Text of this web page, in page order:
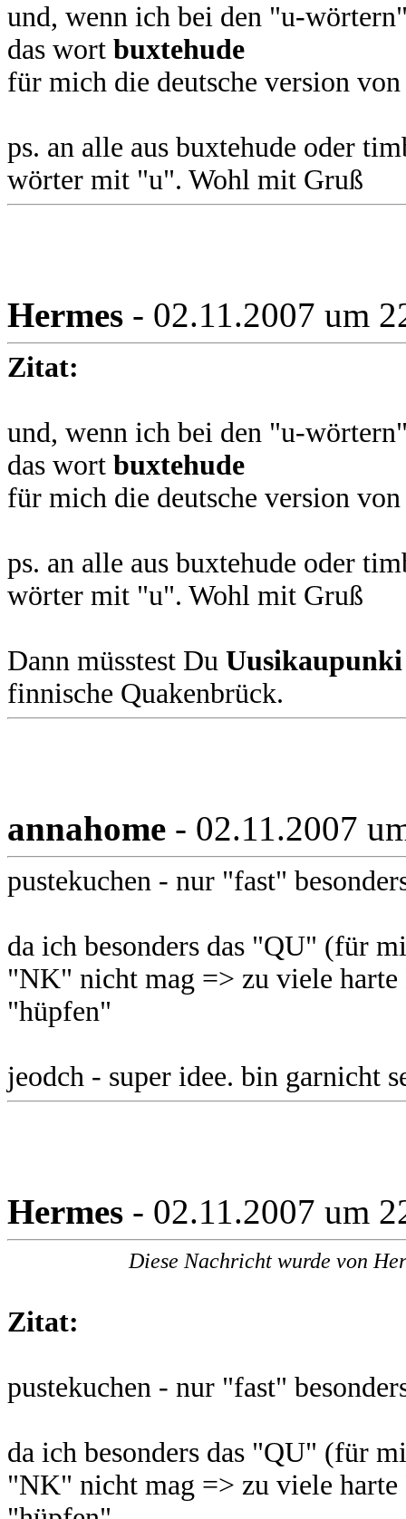
und, wenn ich bei den "u-
das wort buxtehude
für mich die deutsche version
ps. an alle aus buxtehude oder
wörter mit "u". Wohl mit Gruß
Hermes - 02.11.2007 um
Zitat:
und, wenn ich bei den "u-
das wort buxtehude
für mich die deutsche version
ps. an alle aus buxtehude oder
wörter mit "u". Wohl mit Gruß
Dann müsstest Du Uusikaupunki
finnische Quakenbrück.
annahome - 02.11.2007
pustekuchen - nur "fast"
da ich besonders das "QU" (für
"NK" nicht mag => zu viele
"hüpfen"
jeodch - super idee. bin garnicht
Hermes - 02.11.2007 um
Diese Nachricht wurde von
Zitat:
pustekuchen - nur "fast"
da ich besonders das "QU" (für
"NK" nicht mag => zu viele